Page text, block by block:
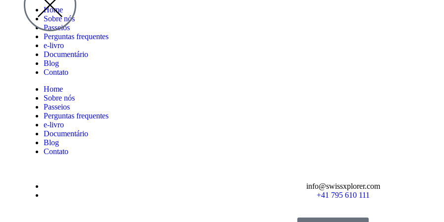
Home
Sobre nós
Passeios
Perguntas frequentes
e-livro
Documentário
Blog
Contato
Home
Sobre nós
Passeios
Perguntas frequentes
e-livro
Documentário
Blog
Contato
info@swissxplorer.com
+41 795 610 111